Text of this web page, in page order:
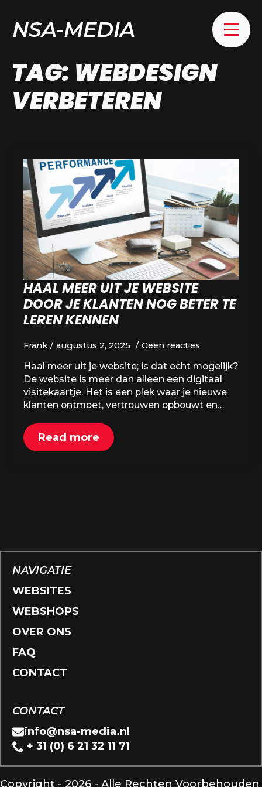
NSA-MEDIA
TAG: WEBDESIGN
VERBETEREN
HAAL MEER UIT JE WEBSITE
DOOR JE KLANTEN NOG BETER TE
LEREN KENNEN
Frank augustus 2, 2025 Geen reacties
Haal meer uit je website; is dat echt mogelijk?
De website is meer dan alleen een digitaal
visitekaartje. Het is een plek waar je nieuwe
klanten ontmoet, vertrouwen opbouwt en…
Read more
NAVIGATIE
WEBSITES
WEBSHOPS
OVER ONS
FAQ
CONTACT
CONTACT
info@nsa-media.nl
+ 31 (0) 6 21 32 11 71
Copyright - 2026 - Alle Rechten Voorbehouden